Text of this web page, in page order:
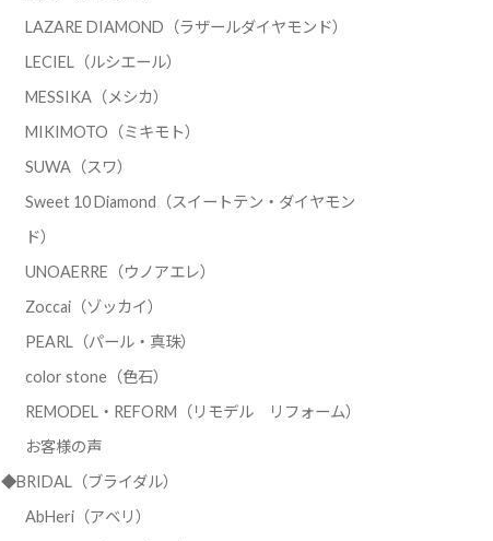
LAZARE DIAMOND（ラザールダイヤモンド）
LECIEL（ルシエール）
MESSIKA（メシカ）
MIKIMOTO（ミキモト）
SUWA（スワ）
Sweet 10 Diamond（スイートテン・ダイヤモン
ド）
UNOAERRE（ウノアエレ）
Zoccai（ゾッカイ）
PEARL（パール・真珠）
color stone（色石）
REMODEL・REFORM（リモデル リフォーム）
お客様の声
◆BRIDAL（ブライダル）
AbHeri（アベリ）